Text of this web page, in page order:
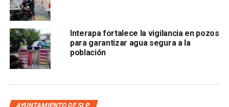
. No obstante, recalcó que constitucionalmente, la facultad
de proveer este recurso es del ayuntamiento, a través de
Interapa fortalece la vigilancia en pozos
para garantizar agua segura a la
población
AYUNTAMIENTO DE SLP